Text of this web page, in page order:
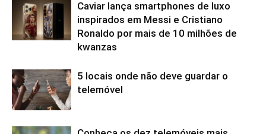
Caviar lança smartphones de luxo
inspirados em Messi e Cristiano
Ronaldo por mais de 10 milhões de
kwanzas
5 locais onde não deve guardar o
telemóvel